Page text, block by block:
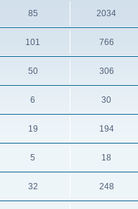
85 2034
101 766
50 306
6 30
19 194
5 18
32 248